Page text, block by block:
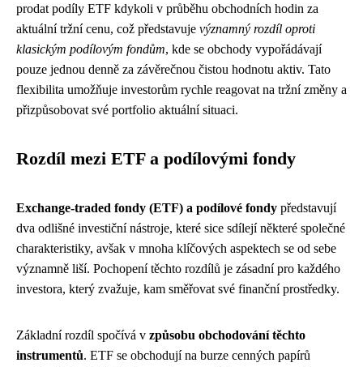
prodat podíly ETF kdykoli v průběhu obchodních hodin za
aktuální tržní cenu, což představuje významný rozdíl oproti
klasickým podílovým fondům, kde se obchody vypořádávají
pouze jednou denně za závěrečnou čistou hodnotu aktiv. Tato
flexibilita umožňuje investorům rychle reagovat na tržní změny a
přizpůsobovat své portfolio aktuální situaci.
Rozdíl mezi ETF a podílovými fondy
Exchange-traded fondy (ETF) a podílové fondy představují
dva odlišné investiční nástroje, které sice sdílejí některé společné
charakteristiky, avšak v mnoha klíčových aspektech se od sebe
významně liší. Pochopení těchto rozdílů je zásadní pro každého
investora, který zvažuje, kam směřovat své finanční prostředky.
Základní rozdíl spočívá v způsobu obchodování těchto
instrumentů. ETF se obchodují na burze cenných papírů